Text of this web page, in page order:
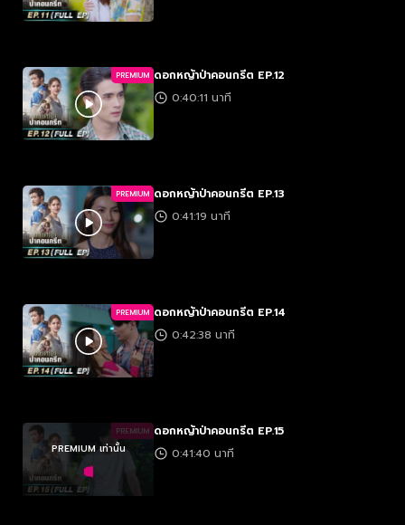
PREMIUM ดอกหญ้าป่าคอนกรีต EP.12
0:40:11 นาที
PREMIUM ดอกหญ้าป่าคอนกรีต EP.13
0:41:19 นาที
PREMIUM ดอกหญ้าป่าคอนกรีต EP.14
0:42:38 นาที
PREMIUM
PREMIUM เท่านั้น
ดอกหญ้าป่าคอนกรีต EP.15
0:41:40 นาที